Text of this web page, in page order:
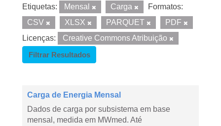
Etiquetas: Mensal Carga
Formatos:
CSV
XLSX PARQUET
PDF
Licenças:
Creative Commons Atribuição
Filtrar Resultados
Carga de Energia Mensal
Dados de carga por subsistema em base
mensal, medida em MWmed. Até